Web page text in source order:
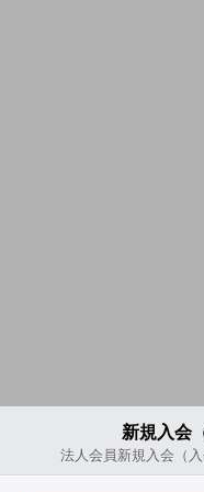
新規入会
法人会員新規入会（